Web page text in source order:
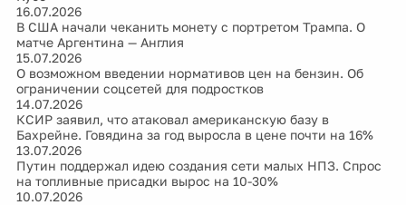
16.07.2026
В США начали чеканить монету с портретом Трампа. О
матче Аргентина — Англия
15.07.2026
О возможном введении нормативов цен на бензин. Об
ограничении соцсетей для подростков
14.07.2026
КСИР заявил, что атаковал американскую базу в
Бахрейне. Говядина за год выросла в цене почти на 16%
13.07.2026
Путин поддержал идею создания сети малых НПЗ. Спрос
на топливные присадки вырос на 10-30%
10.07.2026